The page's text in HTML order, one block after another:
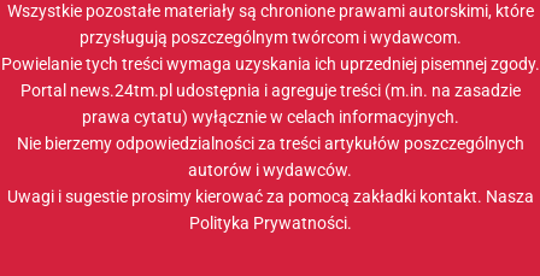
Wszystkie pozostałe materiały są chronione prawami autorskimi, które
przysługują poszczególnym twórcom i wydawcom.
Powielanie tych treści wymaga uzyskania ich uprzedniej pisemnej zgody.
Portal news.24tm.pl udostępnia i agreguje treści (m.in. na zasadzie
prawa cytatu) wyłącznie w celach informacyjnych.
Nie bierzemy odpowiedzialności za treści artykułów poszczególnych
autorów i wydawców.
Uwagi i sugestie prosimy kierować za pomocą zakładki kontakt. Nasza
Polityka Prywatności.